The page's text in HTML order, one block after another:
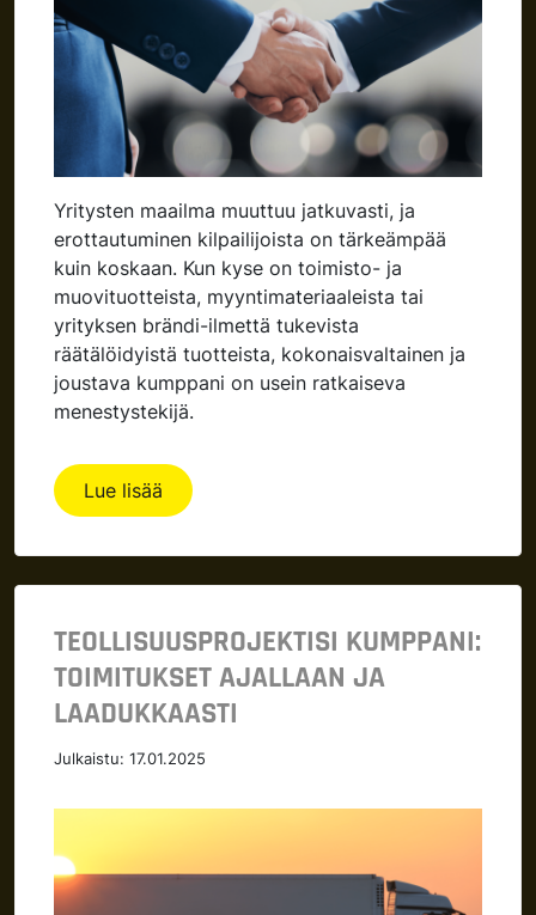
Yritysten maailma muuttuu jatkuvasti, ja
erottautuminen kilpailijoista on tärkeämpää
kuin koskaan. Kun kyse on toimisto- ja
muovituotteista, myyntimateriaaleista tai
yrityksen brändi-ilmettä tukevista
räätälöidyistä tuotteista, kokonaisvaltainen ja
joustava kumppani on usein ratkaiseva
menestystekijä.
Lue lisää
TEOLLISUUSPROJEKTISI KUMPPANI:
TOIMITUKSET AJALLAAN JA
LAADUKKAASTI
Julkaistu: 17.01.2025